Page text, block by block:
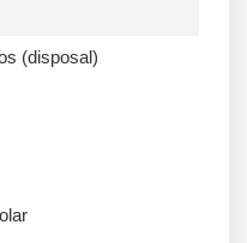
(disposal)